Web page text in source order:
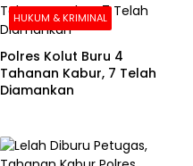
HUKUM & KRIMINAL
Polres Kolut Buru 4
Tahanan Kabur, 7 Telah
Diamankan